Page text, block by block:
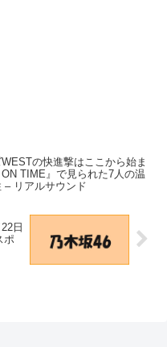
の快進撃はここから始ま
TIME』で見られた7人の温
– リアルサウンド
日
ポ